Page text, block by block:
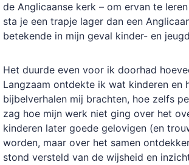
de Anglicaanse kerk – om ervan te
sta je een trapje lager dan een
betekende in mijn geval kinder- en
Het duurde even voor ik doorhad
Langzaam ontdekte ik wat kinderen en
bijbelverhalen mij brachten, hoe zelfs
zag hoe mijn werk niet ging over het
kinderen later goede gelovigen (en
worden, maar over het samen
stond versteld van de wijsheid en